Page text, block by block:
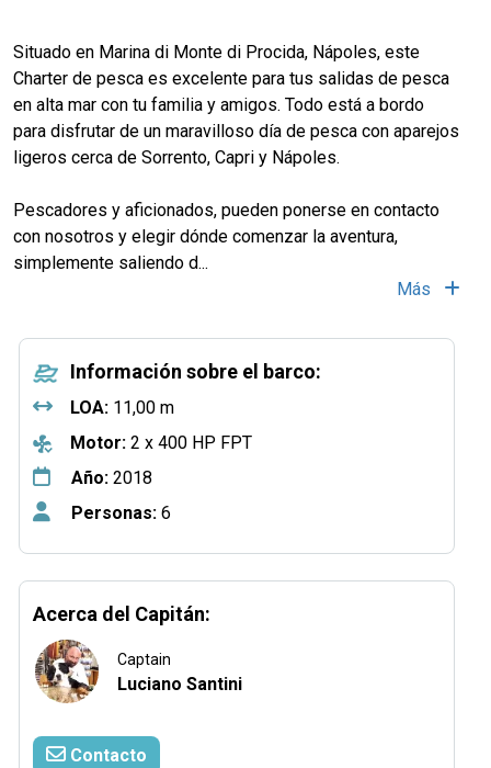
Situado en Marina di Monte di Procida, Nápoles, este
Charter de pesca es excelente para tus salidas de pesca
en alta mar con tu familia y amigos. Todo está a bordo
para disfrutar de un maravilloso día de pesca con aparejos
ligeros cerca de Sorrento, Capri y Nápoles.
Pescadores y aficionados, pueden ponerse en contacto
con nosotros y elegir dónde comenzar la aventura,
simplemente saliendo d...
Más
Información sobre el barco:
LOA: 11,00 m
Motor: 2 x 400 HP FPT
Año: 2018
Personas: 6
Acerca del Capitán:
Captain
Luciano Santini
Contacto